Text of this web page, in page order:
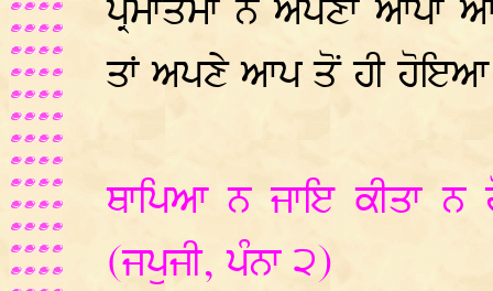
ਪ੍ਰਮਾਤਮਾ ਨੇ ਅਪਣਾ ਆਪਾ
ਤਾਂ ਅਪਣੇ ਆਪ ਤੋਂ ਹੀ
ਥਾਪਿਆ ਨ ਜਾਇ ਕੀਤਾ
(ਜਪੁਜੀ, ਪੰਨਾ ੨)